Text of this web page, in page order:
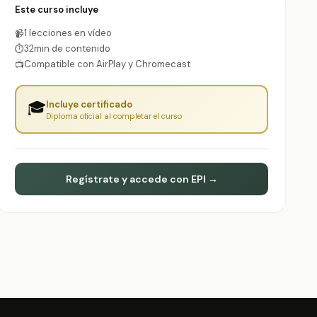
Este curso incluye
📹1 lecciones en vídeo
⏱32min de contenido
📺Compatible con AirPlay y Chromecast
🎓Incluye certificado
Diploma oficial al completar el curso
Regístrate y accede con EPI →